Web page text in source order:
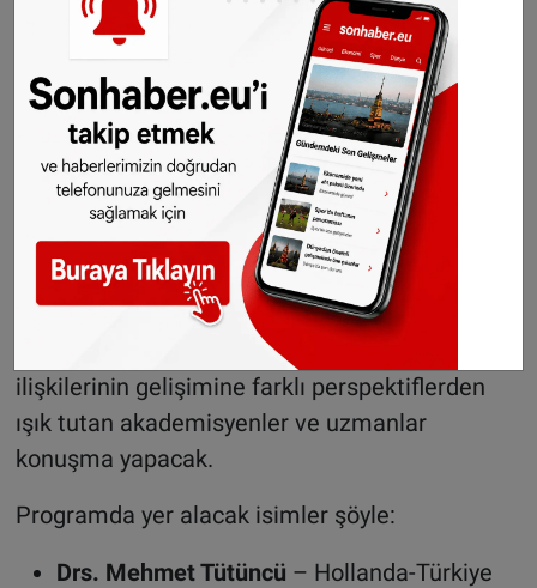
yapılacak. Etkinliğe herkes davetli. Sunum dili
Hollandaca olacak program saat 19.00’da
başlayacak.
Programücretsizolacak ve isteyen herkes
katılım sağlayabilecek.
Zengin tarihi arka plan ve akademik katkılar bir
arada
Program, piyanist Naz Ergin’in müzik
dinletisiyle açılacak. Ardından Türkiye-Hollanda
ilişkilerinin gelişimine farklı perspektiflerden
ışık tutan akademisyenler ve uzmanlar
konuşma yapacak.
Programda yer alacak isimler şöyle:
Drs. Mehmet Tütüncü – Hollanda-Türkiye